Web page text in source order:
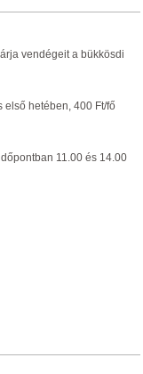
vendégeit a bükkösdi
első hetében, 400 Ft/fő
11.00 és 14.00